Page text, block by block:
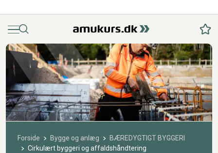
MenuSøg
Forside Bygge og anlæg
BÆREDYGTIGT BYGGERI
Cirkulært byggeri og affaldshåndtering